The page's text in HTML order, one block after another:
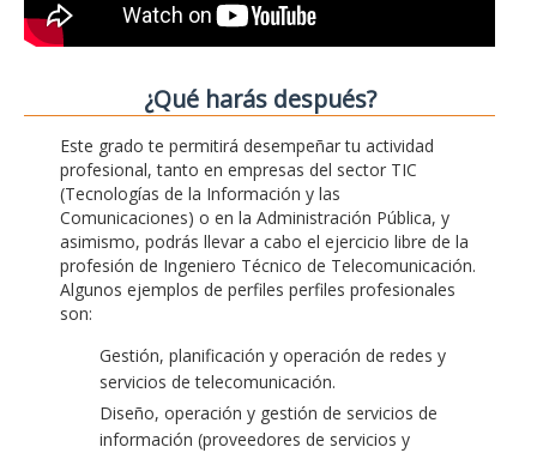
¿Qué harás después?
Este grado te permitirá desempeñar tu actividad
profesional, tanto en empresas del sector TIC
(Tecnologías de la Información y las
Comunicaciones) o en la Administración Pública, y
asimismo, podrás llevar a cabo el ejercicio libre de la
profesión de Ingeniero Técnico de Telecomunicación.
Algunos ejemplos de perfiles perfiles profesionales
son:
Gestión, planificación y operación de redes y
servicios de telecomunicación.
Diseño, operación y gestión de servicios de
información (proveedores de servicios y